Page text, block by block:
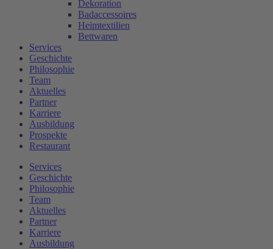
Dekoration
Badaccessoires
Heimtextilien
Bettwaren
Services
Geschichte
Philosophie
Team
Aktuelles
Partner
Karriere
Ausbildung
Prospekte
Restaurant
Services
Geschichte
Philosophie
Team
Aktuelles
Partner
Karriere
Ausbildung